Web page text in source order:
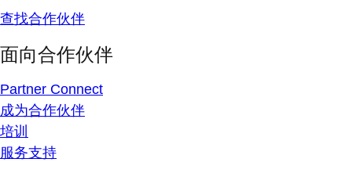
查找合作伙伴
面向合作伙伴
Partner Connect
成为合作伙伴
培训
服务支持